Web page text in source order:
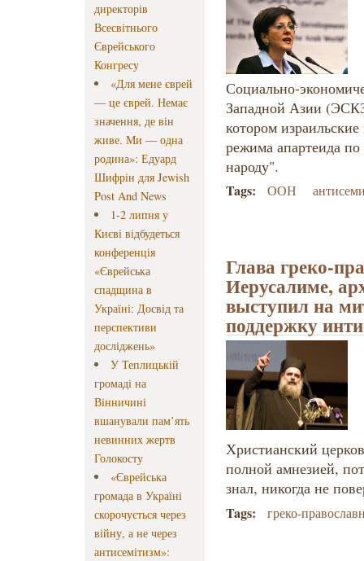
директорів
Всесвітнього
Єврейського
Конгресу
«Для мене єврей
— це єврей. Немає
значення, де він
живе. Ми — одна
родина»: Едуард
Шифрін для Jewish
Post And News
1-2 липня у
Києві відбудеться
конференція
«Єврейська
спадщина в
Україні: Досвід та
перспективи
досліджень»
У Теплицькій
громаді на
Вінничині
вшанували пам’ять
невинних жертв
Голокосту
«Єврейська
громада в Україні
скорочується через
війну, а не через
антисемітизм»:
Социально-
Западной Азии
котором
режима апартеида
народу".
Tags: ООН
Глава греко-
Иерусалиме,
выступил на
поддержку
Христианский
полной амнезией,
знал, никогда не
Tags: греко-